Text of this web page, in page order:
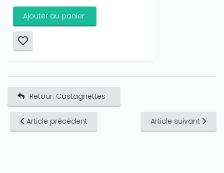
Ajouter au panier
Retour: Castagnettes
Article précédent Article suivant